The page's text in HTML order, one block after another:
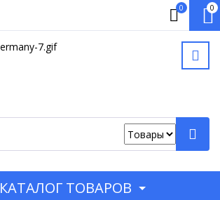
0 0
КАТАЛОГ ТОВАРОВ